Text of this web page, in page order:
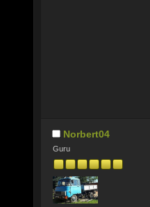
Norbert04
Guru